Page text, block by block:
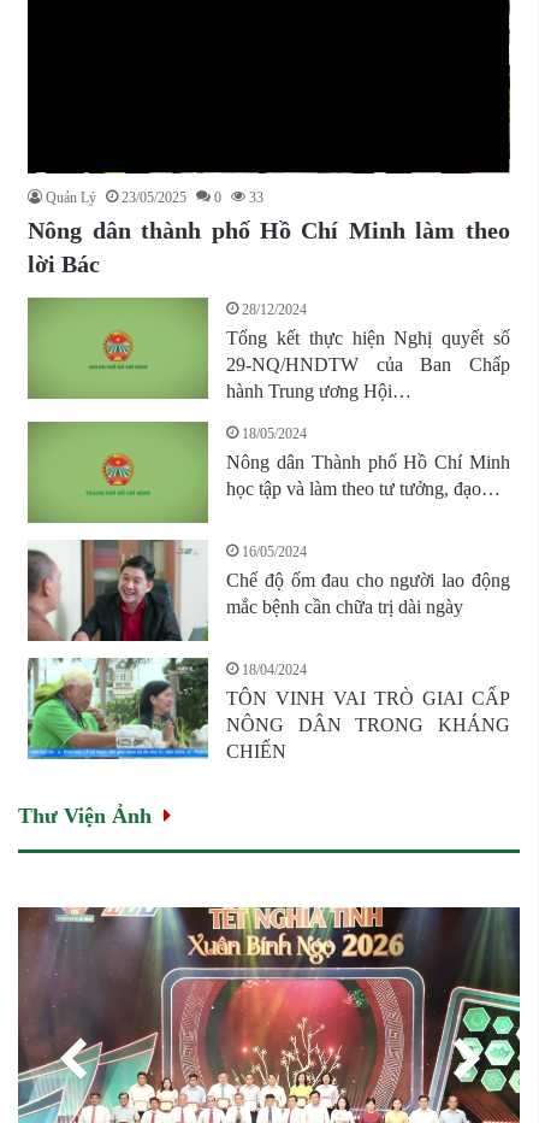
Quản Lý 23/05/2025 0 33
Nông dân thành phố Hồ Chí Minh làm theo
lời Bác
28/12/2024
Tổng kết thực hiện Nghị quyết số
29-NQ/HNDTW của Ban Chấp
hành Trung ương Hội…
18/05/2024
Nông dân Thành phố Hồ Chí Minh
học tập và làm theo tư tưởng, đạo…
16/05/2024
Chế độ ốm đau cho người lao động
mắc bệnh cần chữa trị dài ngày
18/04/2024
TÔN VINH VAI TRÒ GIAI CẤP
NÔNG DÂN TRONG KHÁNG
CHIẾN
Thư Viện Ảnh